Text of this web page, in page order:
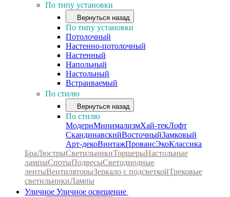
По типу установки
Вернуться назад
По типу установки
Потолочный
Настенно-потолочный
Настенный
Напольный
Настольный
Встраиваемый
По стилю
Вернуться назад
По стилю
МодернМинимализмХай-текЛофт
СкандинавскийВосточныйЗамковый
Арт-декоВинтажПровансЭкоКлассика
БраЛюстрыСветильникиТоршерыНастольные
лампыСпотыПодвесыСветодиодные
лентыВентиляторыЗеркало с подсветкойТрековые
светильникиЛампы
Уличное Уличное освещение